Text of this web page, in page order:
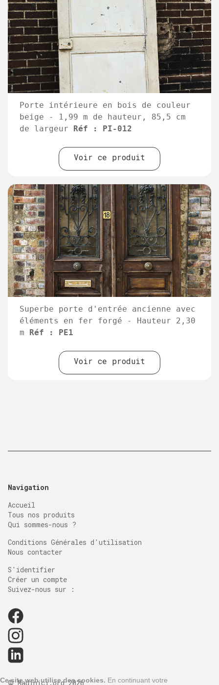
Porte intérieure en bois de couleur
beige - 1,99 m de hauteur, 85,5 cm
de largeur Réf : PI-012
Voir ce produit
Superbe porte d'entrée ancienne avec
éléments en fer forgé - Hauteur 2,30
m Réf : PE1
Voir ce produit
Navigation
Accueil
Tous nos produits
Qui sommes-nous ?
Conditions Générales d'utilisation
Nous contacter
S'identifier
Créer un compte
Suivez-nous sur :
© Madinici.org 2026
Ce site web utilise des cookies. En continuant votre